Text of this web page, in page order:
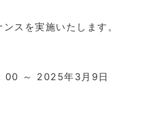
スを実施いたします。
00 ～ 2025年3月9日